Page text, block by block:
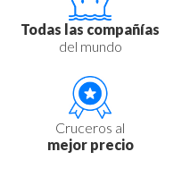
Todas las compañías
del mundo
Cruceros al
mejor precio